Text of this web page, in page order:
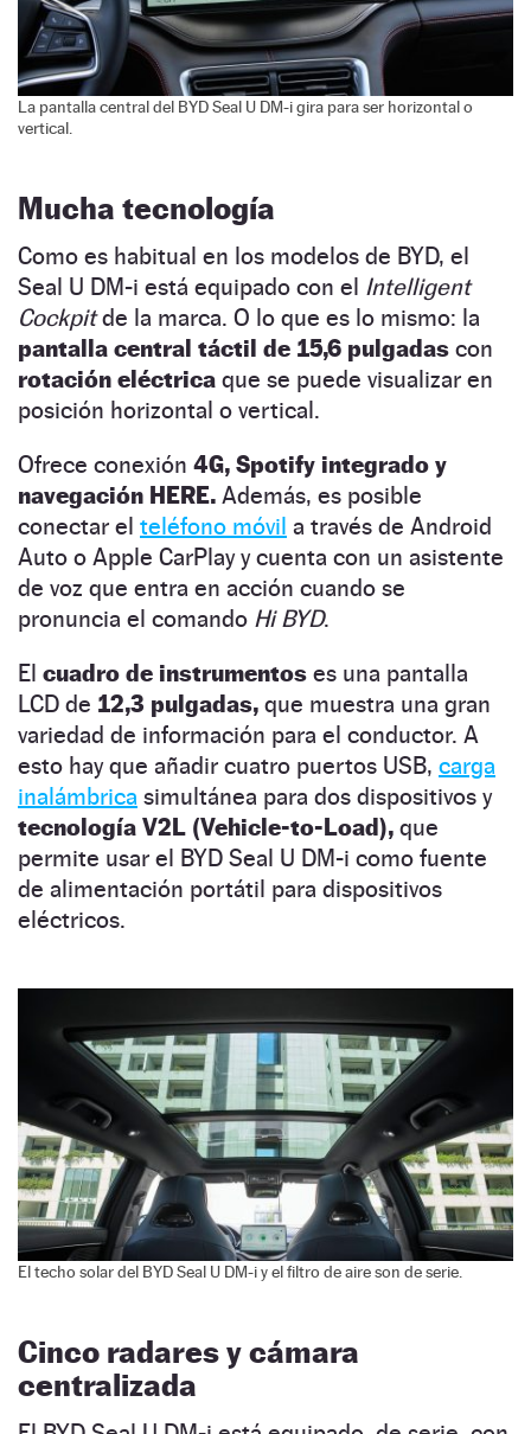
La pantalla central del BYD Seal U DM-i gira para ser horizontal o
vertical.
Mucha tecnología
Como es habitual en los modelos de BYD, el
Seal U DM-i está equipado con el Intelligent
Cockpitde la marca. O lo que es lo mismo: la
pantalla central táctil de 15,6 pulgadas con
rotación eléctrica que se puede visualizar en
posición horizontal o vertical.
Ofrece conexión 4G, Spotify integrado y
navegación HERE. Además, es posible
conectar el teléfono móvil a través de Android
Auto o Apple CarPlay y cuenta con un asistente
de voz que entra en acción cuando se
pronuncia el comando Hi BYD.
El cuadro de instrumentos es una pantalla
LCD de 12,3 pulgadas, que muestra una gran
variedad de información para el conductor. A
esto hay que añadir cuatro puertos USB, carga
inalámbrica simultánea para dos dispositivos y
tecnología V2L (Vehicle-to-Load), que
permite usar el BYD Seal U DM-i como fuente
de alimentación portátil para dispositivos
eléctricos.
El techo solar del BYD Seal U DM-i y el filtro de aire son de serie.
Cinco radares y cámara
centralizada